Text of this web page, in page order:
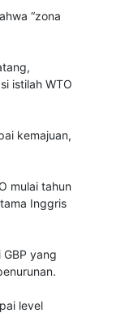
“zona
istilah WTO
kemajuan,
mulai tahun
Inggris
yang
level